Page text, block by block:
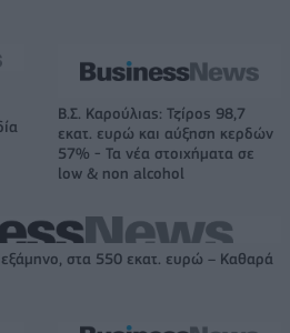
Β.Σ. Καρούλιας: Τζίρος 98,7
εκατ. ευρώ και αύξηση κερδών
57% - Τα νέα στοιχήματα σε
low & non alcohol
στα 550 εκατ. ευρώ – Καθαρά